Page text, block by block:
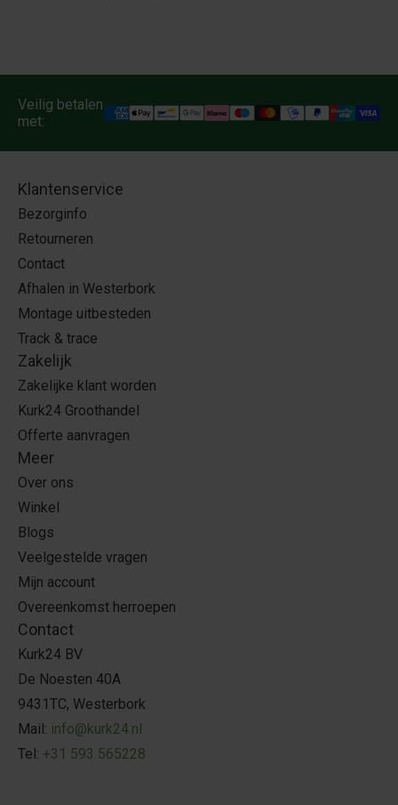
Veilig betalen
met:
Klantenservice
Bezorginfo
Retourneren
Contact
Afhalen in Westerbork
Montage uitbesteden
Track & trace
Zakelijk
Zakelijke klant worden
Kurk24 Groothandel
Offerte aanvragen
Meer
Over ons
Winkel
Blogs
Veelgestelde vragen
Mijn account
Overeenkomst herroepen
Contact
Kurk24 BV
De Noesten 40A
9431TC, Westerbork
Mail: info@kurk24.nl
Tel: +31 593 565228